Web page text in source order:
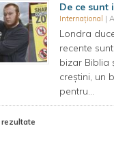
De ce
Internațional |
Londra
recente
bizar Biblia
creștini, un
pentru...